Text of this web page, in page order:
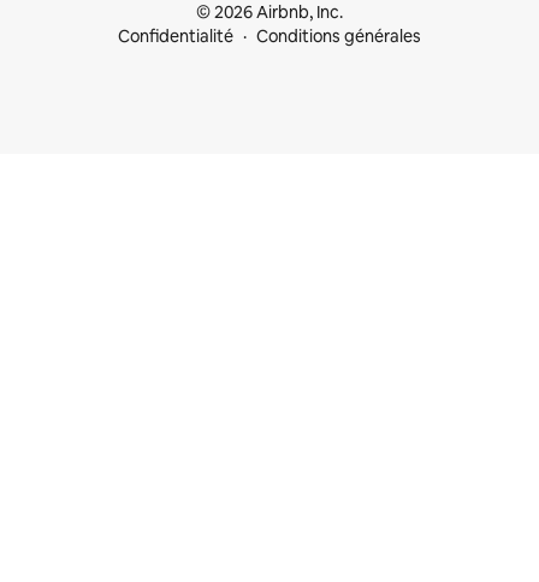
© 2026 Airbnb, Inc.
Confidentialité
Conditions générales